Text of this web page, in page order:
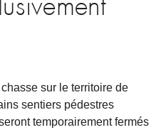
sur le territoire de
sentiers pédestres
temporairement fermés